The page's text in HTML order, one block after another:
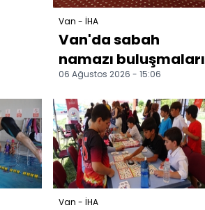
Van - İHA
Van'da sabah
namazı buluşmaları
06 Ağustos 2026 - 15:06
Van - İHA